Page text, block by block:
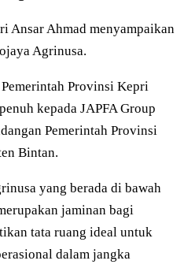
Ansar Ahmad menyampaikan
Agrinusa.
Provinsi Kepri
kepada JAPFA Group
Pemerintah Provinsi
Bintan.
yang berada di bawah
jaminan bagi
tata ruang ideal untuk
dalam jangka